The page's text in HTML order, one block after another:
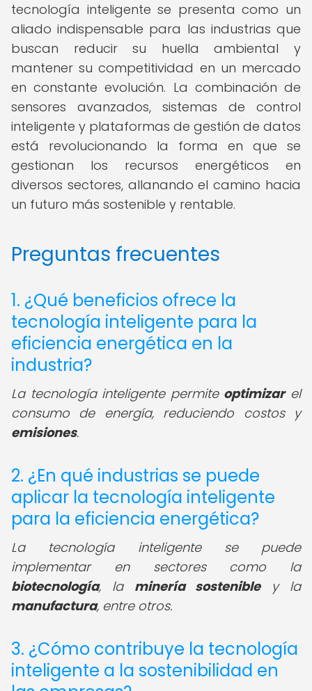
tecnología inteligente se presenta como un
aliado indispensable para las industrias que
buscan reducir su huella ambiental y
mantener su competitividad en un mercado
en constante evolución. La combinación de
sensores avanzados, sistemas de control
inteligente y plataformas de gestión de datos
está revolucionando la forma en que se
gestionan los recursos energéticos en
diversos sectores, allanando el camino hacia
un futuro más sostenible y rentable.
Preguntas frecuentes
1. ¿Qué beneficios ofrece la
tecnología inteligente para la
eficiencia energética en la
industria?
La tecnología inteligente permite optimizarel
consumo de energía, reduciendo costos y
emisiones.
2. ¿En qué industrias se puede
aplicar la tecnología inteligente
para la eficiencia energética?
La tecnología inteligente se puede
implementar en sectores como la
biotecnología, la minería sostenibley la
manufactura, entre otros.
3. ¿Cómo contribuye la tecnología
inteligente a la sostenibilidad en